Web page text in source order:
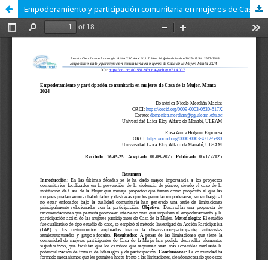
Empoderamiento y participación comunitaria en mujeres de Casa de la Mujer, Manta 2024